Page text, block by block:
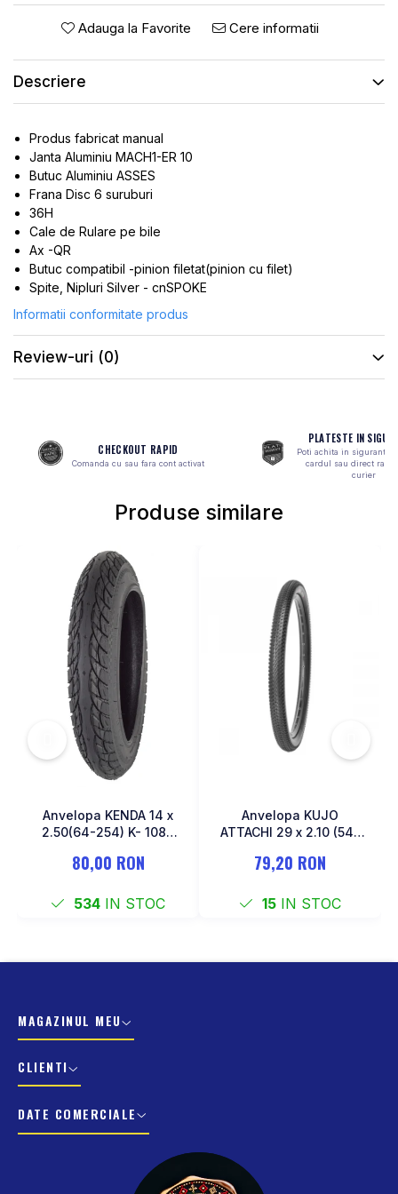
Roti ajutatoare
Scaune pentru Copii
ROTI SPATE
FRANE V-BRAKE
SET ROTI
SUSPENSII SPATE
PINIOANE
SCHIMBATOR PINIOANE
SCHIMBATOR FOI
MANETE SCHIMBATOR
ETRIER FRANA
JANTE
ANGRENAJE
URECHE CADRU
DISC FRANA
Adauga la Favorite Cere informatii
Descriere
Produs fabricat manual
Janta Aluminiu MACH1-ER 10
Butuc Aluminiu ASSES
Frana Disc 6 suruburi
36H
Cale de Rulare pe bile
Ax -QR
Butuc compatibil -pinion filetat(pinion cu filet)
Spite, Nipluri Silver - cnSPOKE
Informatii conformitate produs
Review-uri (0)
CHECKOUT RAPID
Comanda cu sau fara cont activat
PLATESTE IN
Poti achita in siguranta
cardul sau direct
curier
Produse similare
Anvelopa KENDA 14 x
2.50(64-254) K- 1087
80,00 RON
534 IN STOC
Anvelopa KUJO
ATTACHI 29 x 2.10 (54-
79,20 RON
15 IN STOC
MAGAZINUL MEU
CLIENTI
DATE COMERCIALE